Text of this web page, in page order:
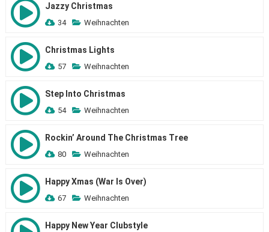
Jazzy Christmas
34 Weihnachten
Christmas Lights
57 Weihnachten
Step Into Christmas
54 Weihnachten
Rockin’ Around The Christmas Tree
80 Weihnachten
Happy Xmas (War Is Over)
67 Weihnachten
Happy New Year Clubstyle